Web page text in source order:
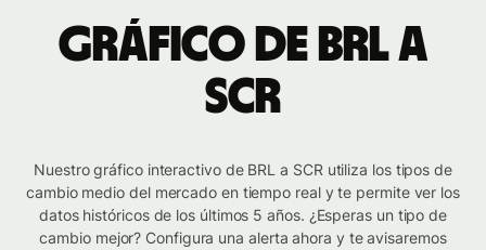
Gráfico de BRL a
SCR
Nuestro gráfico interactivo de BRL a SCR utiliza los tipos de
cambio medio del mercado en tiempo real y te permite ver los
datos históricos de los últimos 5 años. ¿Esperas un tipo de
cambio mejor? Configura una alerta ahora y te avisaremos